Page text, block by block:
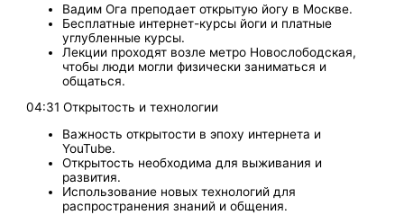
Вадим Ога преподает открытую йогу в Москве.
Бесплатные интернет-курсы йоги и платные
углубленные курсы.
Лекции проходят возле метро Новослободская,
чтобы люди могли физически заниматься и
общаться.
04:31 Открытость и технологии
Важность открытости в эпоху интернета и
YouTube.
Открытость необходима для выживания и
развития.
Использование новых технологий для
распространения знаний и общения.